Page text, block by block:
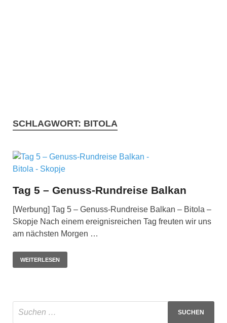
SCHLAGWORT: BITOLA
Tag 5 – Genuss-Rundreise Balkan
[Werbung] Tag 5 – Genuss-Rundreise Balkan – Bitola –
Skopje Nach einem ereignisreichen Tag freuten wir uns
am nächsten Morgen …
WEITERLESEN